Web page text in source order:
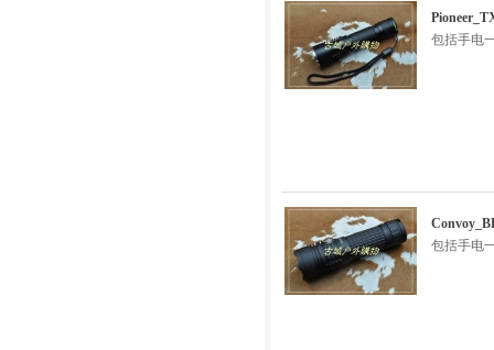
包括手电
包括手电